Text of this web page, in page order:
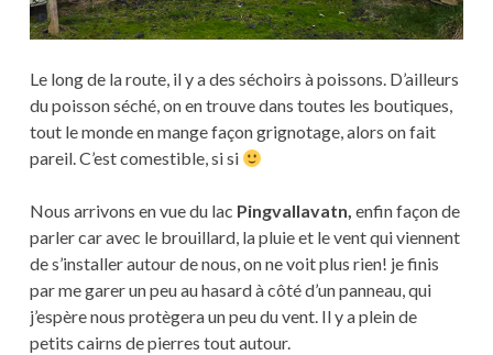
Le long de la route, il y a des séchoirs à poissons. D’ailleurs
du poisson séché, on en trouve dans toutes les boutiques,
tout le monde en mange façon grignotage, alors on fait
pareil. C’est comestible, si si
Nous arrivons en vue du lac Pingvallavatn, enfin façon de
parler car avec le brouillard, la pluie et le vent qui viennent
de s’installer autour de nous, on ne voit plus rien! je finis
par me garer un peu au hasard à côté d’un panneau, qui
j’espère nous protègera un peu du vent. Il y a plein de
petits cairns de pierres tout autour.